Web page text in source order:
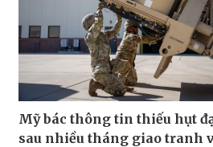
Mỹ bác thông tin thiếu hụt
sau nhiều tháng giao tranh